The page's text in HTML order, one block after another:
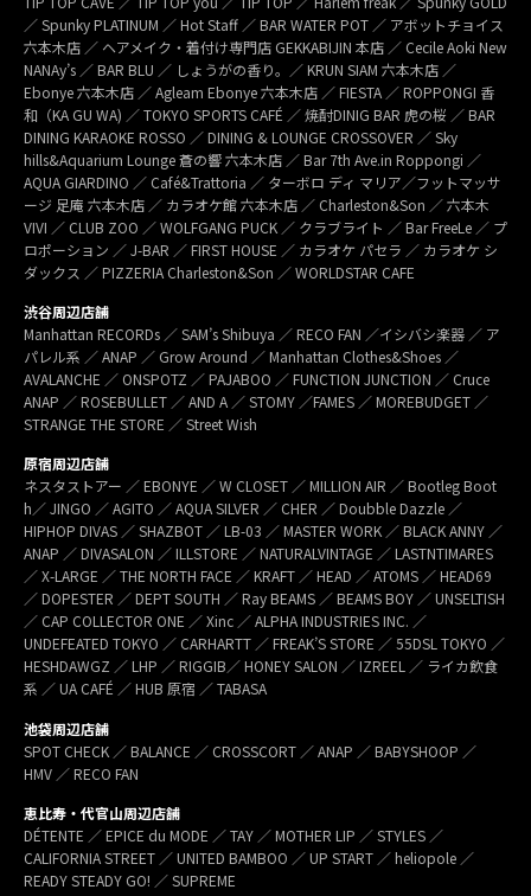
／ Spunky PLATINUM ／ Hot Staff ／ BAR WATER POT ／ アボットチョイス
六本木店 ／ ヘアメイク・着付け専門店 GEKKABIJIN 本店 ／ Cecile Aoki New
NANAy’s ／ BAR BLU ／ しょうがの香り。／ KRUN SIAM 六本木店 ／
Ebonye 六本木店 ／ Agleam Ebonye 六本木店 ／ FIESTA ／ ROPPONGI 香
和（KA GU WA) ／ TOKYO SPORTS CAFÉ ／ 焼酎DINIG BAR 虎の桜 ／ BAR
DINING KARAOKE ROSSO ／ DINING & LOUNGE CROSSOVER ／ Sky
hills&Aquarium Lounge 蒼の響 六本木店 ／ Bar 7th Ave.in Roppongi ／
AQUA GIARDINO ／ Café&Trattoria ／ ターボロ ディ マリア／フットマッサ
ージ 足庵 六本木店 ／ カラオケ館 六本木店 ／ Charleston&Son ／ 六本木
VIVI ／ CLUB ZOO ／ WOLFGANG PUCK ／ クラブライト ／ Bar FreeLe ／ プ
ロポーション ／ J-BAR ／ FIRST HOUSE ／ カラオケ パセラ ／ カラオケ シ
ダックス ／ PIZZERIA Charleston&Son ／ WORLDSTAR CAFE
渋谷周辺店舗
Manhattan RECORDs ／ SAM’s Shibuya ／ RECO FAN ／イシバシ楽器 ／ ア
パレル系 ／ ANAP ／ Grow Around ／ Manhattan Clothes&Shoes ／
AVALANCHE ／ ONSPOTZ ／ PAJABOO ／ FUNCTION JUNCTION ／ Cruce
ANAP ／ ROSEBULLET ／ AND A ／ STOMY ／FAMES ／ MOREBUDGET ／
STRANGE THE STORE ／ Street Wish
原宿周辺店舗
ネスタストアー ／ EBONYE ／ W CLOSET ／ MILLION AIR ／ Bootleg Boot
h／ JINGO ／ AGITO ／ AQUA SILVER ／ CHER ／ Doubble Dazzle ／
HIPHOP DIVAS ／ SHAZBOT ／ LB-03 ／ MASTER WORK ／ BLACK ANNY ／
ANAP ／ DIVASALON ／ ILLSTORE ／ NATURALVINTAGE ／ LASTNTIMARES
／ X-LARGE ／ THE NORTH FACE ／ KRAFT ／ HEAD ／ ATOMS ／ HEAD69
／ DOPESTER ／ DEPT SOUTH ／ Ray BEAMS ／ BEAMS BOY ／ UNSELTISH
／ CAP COLLECTOR ONE ／ Xinc ／ ALPHA INDUSTRIES INC. ／
UNDEFEATED TOKYO ／ CARHARTT ／ FREAK’S STORE ／ 55DSL TOKYO ／
HESHDAWGZ ／ LHP ／ RIGGIB／ HONEY SALON ／ IZREEL ／ ライカ飲食
系 ／ UA CAFÉ ／ HUB 原宿 ／ TABASA
池袋周辺店舗
SPOT CHECK ／ BALANCE ／ CROSSCORT ／ ANAP ／ BABYSHOOP ／
HMV ／ RECO FAN
恵比寿・代官山周辺店舗
DÉTENTE ／ EPICE du MODE ／ TAY ／ MOTHER LIP ／ STYLES ／
CALIFORNIA STREET ／ UNITED BAMBOO ／ UP START ／ heliopole ／
READY STEADY GO! ／ SUPREME